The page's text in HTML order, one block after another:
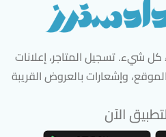
شيء. تسجيل المتاجر، إعلانات
وإشعارات بالعروض القريبة
الآن